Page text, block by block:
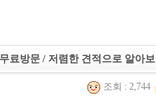
료방문 / 저렴한 견적으로 알아보
조회 : 2,744